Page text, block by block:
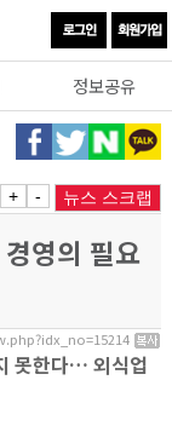
정보공유
+ - 뉴스 스크랩
영의 필요
못한다… 외식업